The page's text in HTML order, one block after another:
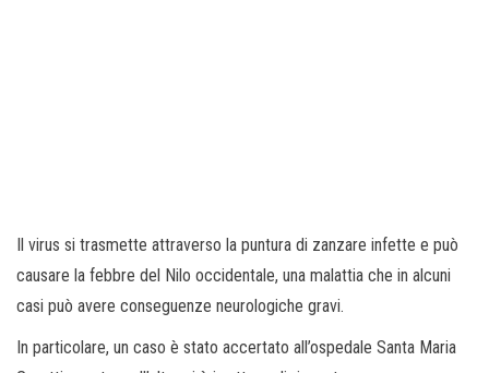
Il virus si trasmette attraverso la puntura di zanzare infette e può
causare la febbre del Nilo occidentale, una malattia che in alcuni
casi può avere conseguenze neurologiche gravi.
In particolare, un caso è stato accertato all’ospedale Santa Maria